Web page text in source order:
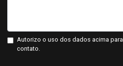
Autorizo o uso dos dados acima para
contato.